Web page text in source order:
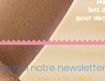
lors
pour
à notre newsletter